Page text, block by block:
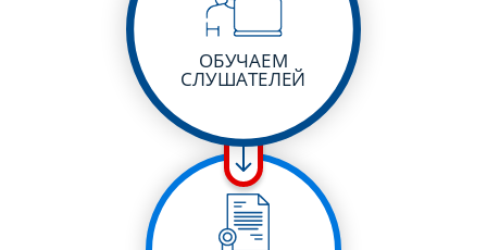
ОБУЧАЕМ
СЛУШАТЕЛЕЙ